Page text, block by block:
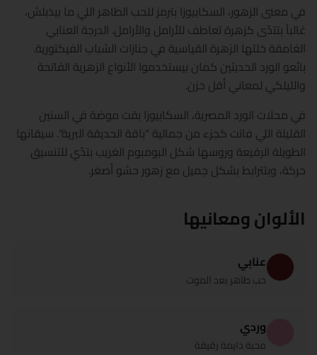
في معنى الزهور، السكابيوزا بترمز للحب الطاهر اللي ما بيذبلش،
غالباً بتتدّى كزهرة تعاطف للأرامل والأرامل. الدرجة العنابي
الغامقة خلتها الزهرة القياسية في جنازات الشباب الفيكتورية.
بائعو الورد الحديثين كمان بيستخدموا الأنواع الزهرية الفاتحة
والليلكي لمعاني أقل حزن.
في محلات الورد المصرية، السكابيوزا بقت موضة في السنين
القليلة اللي فاتت كجزء من جمالية "باقة الحديقة البرية". سيقانها
الطويلة الرفيعة وروسها شكل البومبوم الغريب بتدّي للتنسيق
حركة، وبتترابط بشكل جميل مع زهور حشو أصغر.
الألوان ومعانيها
عنابي
حب طاهر بعد الموت
وردي
محبة دايمة رقيقة